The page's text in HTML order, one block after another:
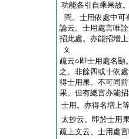
功能各引自乘果故
問。士用依處中可
論云。士用處言唯
招此處。亦能招増
文
疏云○即士用處名顯
之。非餘四或十依
得士用果。不可同
果。但有總言亦能
士用。亦得名増上
太抄云。即於士用
疏上文云。士用處